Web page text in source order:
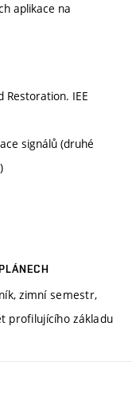
aplikace na
Restoration. IEE
signálů (druhé
zimní semestr,
profilujícího základu